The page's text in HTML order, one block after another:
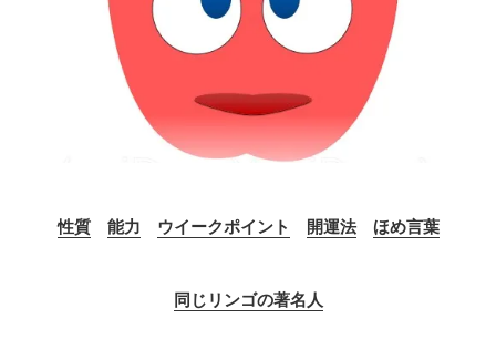
性質 能力 ウイークポイント 開運法 ほめ言葉
同じリンゴの著名人